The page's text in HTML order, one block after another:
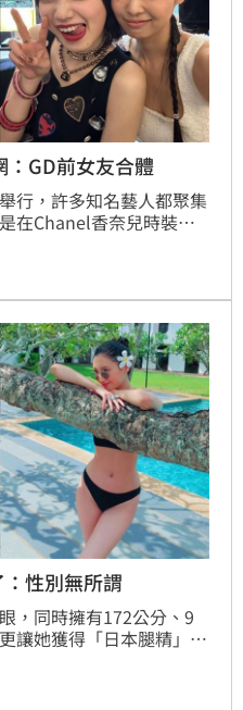
GD前女友合體
行，許多知名藝人都聚集
在Chanel香奈兒時裝秀
臉」女星小松菜奈，兩
體了！」
性別無所謂
，同時擁有172公分、9
讓她獲得「日本腿精」的
問一一回覆，其中有網友